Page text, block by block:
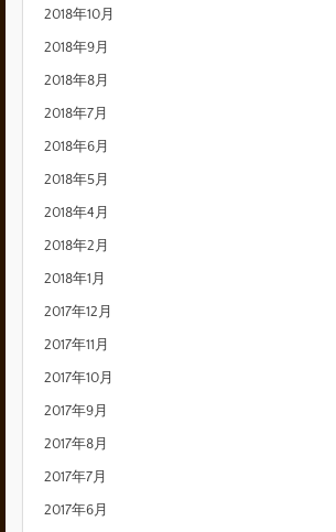
2018年10月
2018年9月
2018年8月
2018年7月
2018年6月
2018年5月
2018年4月
2018年2月
2018年1月
2017年12月
2017年11月
2017年10月
2017年9月
2017年8月
2017年7月
2017年6月